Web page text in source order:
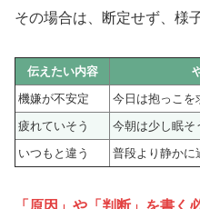
その場合は、断定せず、様
伝えたい内容
機嫌が不安定
今日は抱っこを
疲れていそう
今朝は少し眠そ
いつもと違う
普段より静かに
「原因」や「判断」を書く